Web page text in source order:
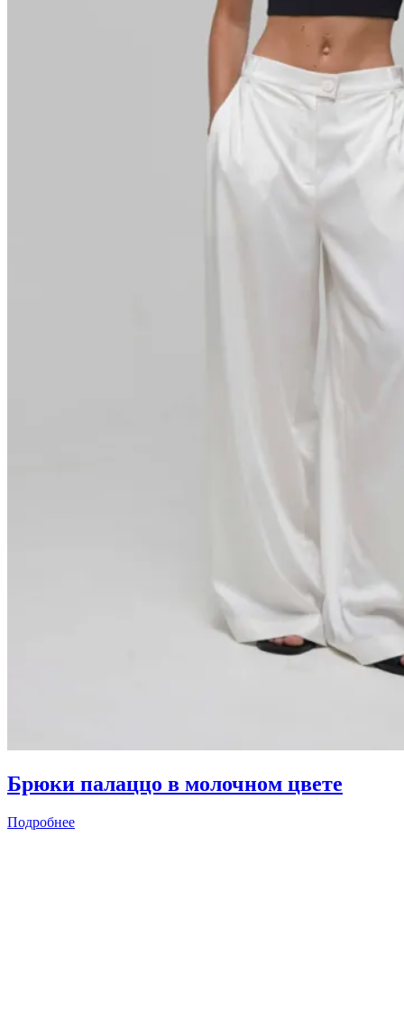
Брюки палаццо в молочном цвете
Подробнее